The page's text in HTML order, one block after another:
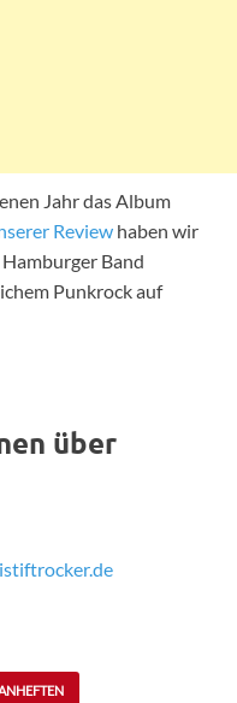
Jahr das Album
Review haben wir
Band
Punkrock auf
über